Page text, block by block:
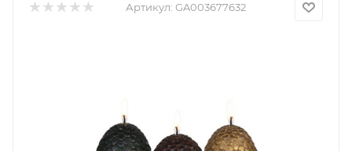
Артикул: GA003677632